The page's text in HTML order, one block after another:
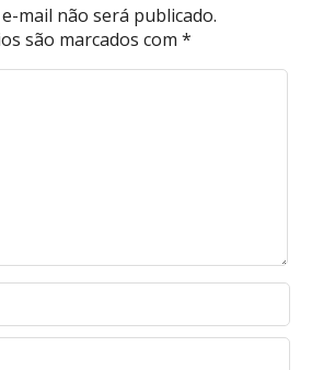
mail não será publicado.
são marcados com*